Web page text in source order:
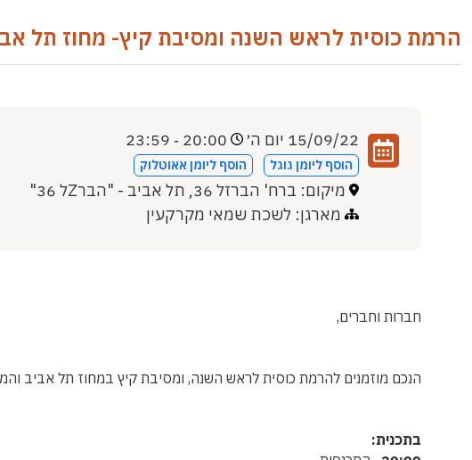
הרמת כוסית לראש השנה ומסיבת קיץ- מחוז תל
15/09/22 יום ה׳
הוסף ליומן גוגל הוסף ליומן אאוטלוק
מיקום: ברח' הברזל 36, תל אביב - "הברZל 36"
מארגן: לשכת שמאי מקרקעין
חברות וחברים,
הנכם מוזמנים להרמת כוסית לראש השנה, ומסיבת קיץ במחוז תל אביב
בתכנית: